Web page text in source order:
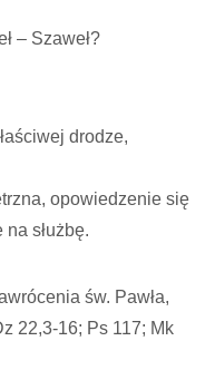
– Szaweł?
drodze,
opowiedzenie się
służbę.
św. Pawła,
22,3-16; Ps 117; Mk